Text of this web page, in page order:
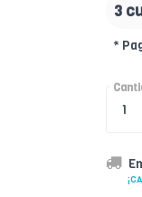
3
*